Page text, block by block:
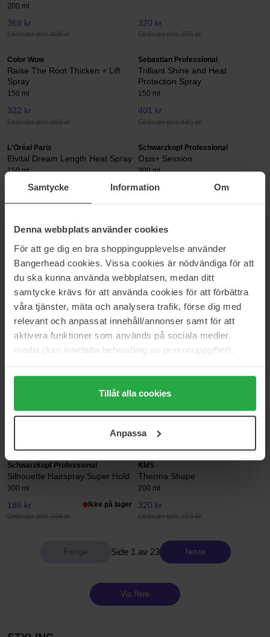
Samtycke Information Om
Denna webbplats använder cookies
För att ge dig en bra shoppingupplevelse använder
Bangerhead cookies. Vissa cookies är nödvändiga för att
du ska kunna använda webbplatsen, medan ditt
samtycke krävs för att använda cookies för att förbättra
våra tjänster, mäta och analysera trafik, förse dig med
relevant och anpassat innehåll/annonser samt för att
aktivera funktioner som används på sociala medier
media (kan innefatta behandling av personuppgifter).
Genom att trycka på "Tillåt alla cookies" accepterar du
alla cookies, medan du under "Detaljer" kan anpassa
användningen av cookies. Du kan när som helst återkalla
samt vår Integritetspolicy.
Tillåt alla cookies
Anpassa
200 ml
369 kr
Ordinær pris 409 kr
320 kr
Ordinær pris 355 kr
Color Wow
Raise The Root Thicken + Lift
Spray
150 ml
322 kr
Ordinær pris 369 kr
Sebastian Professional
Trilliant Shine and Heat
Protection Spray
150 ml
401 kr
Ordinær pris 445 kr
L'Oréal Paris
Elvital Dream Length Heat Spray
150 ml
Schwarzkopf Professional
Osis+ Session
300 ml
241 kr
Aveda
Be Curly Advanced Curl
Enhancer Cream
200 ml
356 kr
Sebastian Professional
Reshaper Strong Hold &
Touchable Feel Hairspray
300 ml
279 kr
KMS
Therma Shape
200 ml
320 kr
Four Reasons
Original Super Strong Hairspray
300 ml
162 kr
AddVolume Styling Foam
300 ml
Curl Up
150 ml
356 kr
Ordinær pris 395 kr
Schwarzkopf Professional
Silhouette Hairspray Super Hold
300 ml
186 kr
Ordinær pris 206 kr
Ikke på lager
KMS
Therma Shape
200 ml
320 kr
Ordinær pris 355 kr
Side 1 av 23 Neste
Vis flere